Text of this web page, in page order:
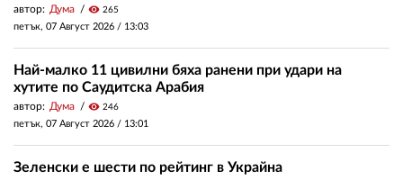
автор: Дума visibility 265
петък, 07 Август 2026 / 13:03
Най-малко 11 цивилни бяха ранени при удари на
хутите по Саудитска Арабия
автор: Дума visibility 246
петък, 07 Август 2026 / 13:01
Зеленски е шести по рейтинг в Украйна